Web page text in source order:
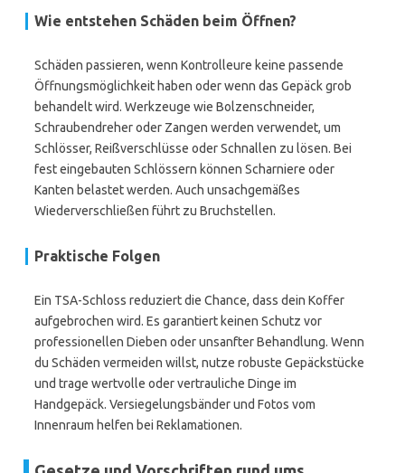
Wie entstehen Schäden beim Öffnen?
Schäden passieren, wenn Kontrolleure keine passende
Öffnungsmöglichkeit haben oder wenn das Gepäck grob
behandelt wird. Werkzeuge wie Bolzenschneider,
Schraubendreher oder Zangen werden verwendet, um
Schlösser, Reißverschlüsse oder Schnallen zu lösen. Bei
fest eingebauten Schlössern können Scharniere oder
Kanten belastet werden. Auch unsachgemäßes
Wiederverschließen führt zu Bruchstellen.
Praktische Folgen
Ein TSA-Schloss reduziert die Chance, dass dein Koffer
aufgebrochen wird. Es garantiert keinen Schutz vor
professionellen Dieben oder unsanfter Behandlung. Wenn
du Schäden vermeiden willst, nutze robuste Gepäckstücke
und trage wertvolle oder vertrauliche Dinge im
Handgepäck. Versiegelungsbänder und Fotos vom
Innenraum helfen bei Reklamationen.